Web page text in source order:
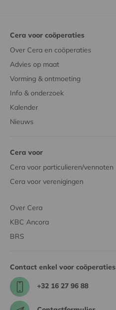
Cera voor coöperaties
Over Cera en coöperaties
Advies op maat
Vorming & ontmoeting
Info & onderzoek
Kalender
Nieuws
Cera voor
Cera voor particulieren/vennoten
Cera voor verenigingen
Over Cera
KBC Ancora
BRS
Contact enkel voor coöperaties
+32 16 27 96 88